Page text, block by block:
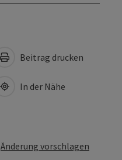
Beitrag drucken
In der Nähe
Änderung vorschlagen